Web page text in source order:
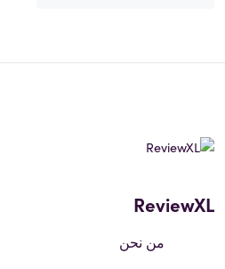
ReviewXL
من نحن